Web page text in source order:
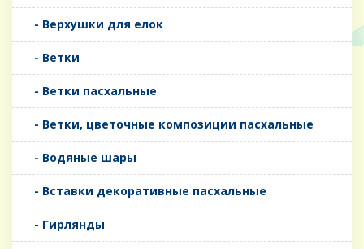
- Верхушки для елок
- Ветки
- Ветки пасхальные
- Ветки, цветочные композиции пасхальные
- Водяные шары
- Вставки декоративные пасхальные
- Гирлянды